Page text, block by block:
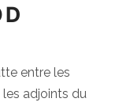
entre les
adjoints du